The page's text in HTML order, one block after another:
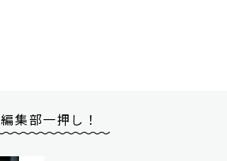
編集部一押し！